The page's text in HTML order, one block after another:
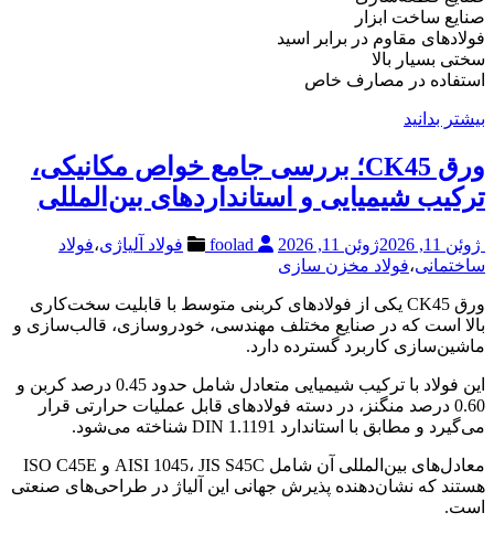
صنایع ساخت ابزار
فولادهای مقاوم در برابر اسید
سختی بسیار بالا
استفاده در مصارف خاص
بیشتر بدانید
ورق CK45؛ بررسی جامع خواص مکانیکی،
ترکیب شیمیایی و استانداردهای بین‌المللی
ژوئن 11, 2026 ژوئن 11, 2026 فولاد آلیاژی،فولاد
ساختمانی،فولاد مخزن سازی
ورق CK45 یکی از فولادهای کربنی متوسط با قابلیت سخت‌کاری
بالا است که در صنایع مختلف مهندسی، خودروسازی، قالب‌سازی و
ماشین‌سازی کاربرد گسترده دارد.
این فولاد با ترکیب شیمیایی متعادل شامل حدود 0.45 درصد کربن و
0.60 درصد منگنز، در دسته فولادهای قابل عملیات حرارتی قرار
می‌گیرد و مطابق با استاندارد DIN 1.1191 شناخته می‌شود.
معادل‌های بین‌المللی آن شامل AISI 1045، JIS S45C و ISO C45E
هستند که نشان‌دهنده پذیرش جهانی این آلیاژ در طراحی‌های صنعتی
است.